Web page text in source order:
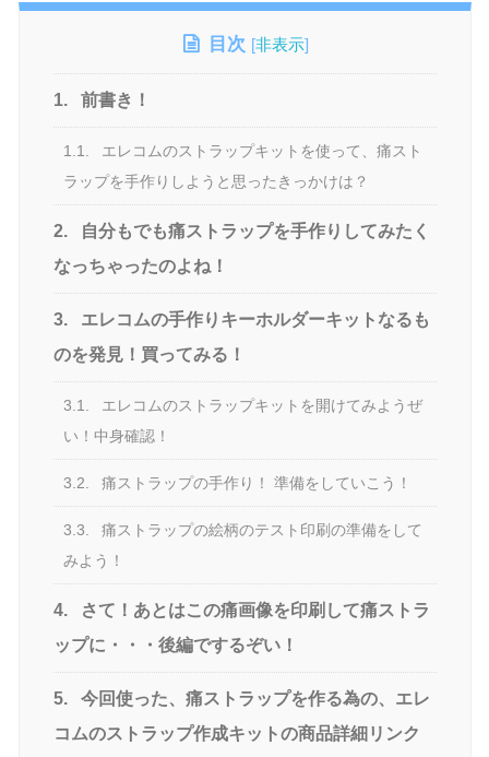
目次 [非表示]
1. 前書き！
1.1.
エレコムのストラップキットを使って、痛スト
ラップを手作りしようと思ったきっかけは？
2.
自分もでも痛ストラップを手作りしてみたく
なっちゃったのよね！
3.
エレコムの手作りキーホルダーキットなるも
のを発見！買ってみる！
3.1.
エレコムのストラップキットを開けてみようぜ
い！中身確認！
3.2. 痛ストラップの手作り！ 準備をしていこう！
3.3.
痛ストラップの絵柄のテスト印刷の準備をして
みよう！
4.
さて！あとはこの痛画像を印刷して痛ストラ
ップに・・・後編でするぞい！
5.
今回使った、痛ストラップを作る為の、エレ
コムのストラップ作成キットの商品詳細リンク